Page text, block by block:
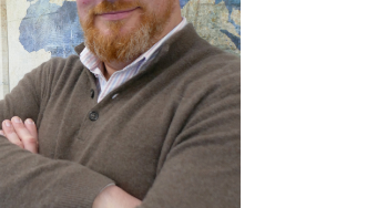
Roch-Alexandre
Nominé